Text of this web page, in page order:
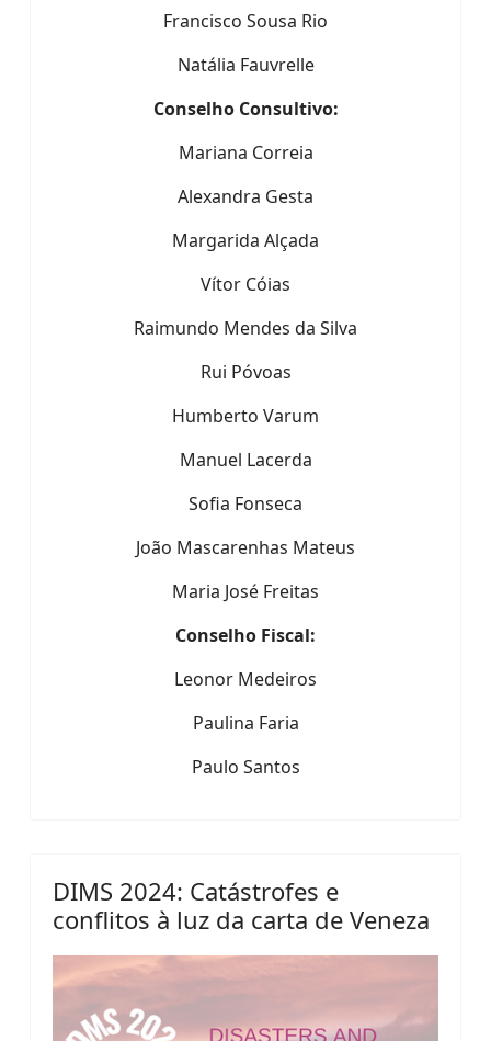
Francisco Sousa Rio
Natália Fauvrelle
Conselho Consultivo:
Mariana Correia
Alexandra Gesta
Margarida Alçada
Vítor Cóias
Raimundo Mendes da Silva
Rui Póvoas
Humberto Varum
Manuel Lacerda
Sofia Fonseca
João Mascarenhas Mateus
Maria José Freitas
Conselho Fiscal:
Leonor Medeiros
Paulina Faria
Paulo Santos
DIMS 2024: Catástrofes e
conflitos à luz da carta de Veneza